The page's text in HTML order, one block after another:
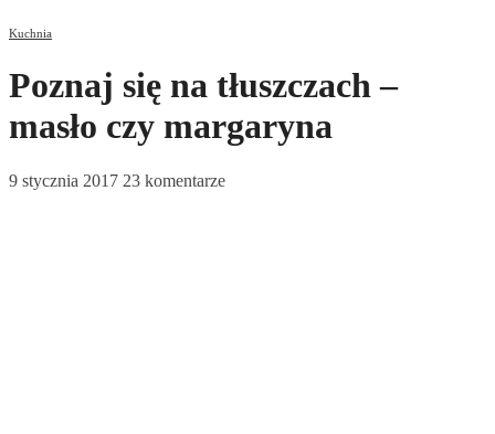
Kuchnia
Poznaj się na tłuszczach –
masło czy margaryna
9 stycznia 2017 23 komentarze